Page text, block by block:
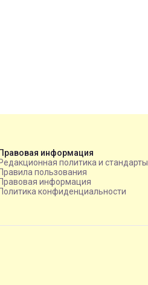
информация
политика и стандарты
пользования
информация
конфиденциальности